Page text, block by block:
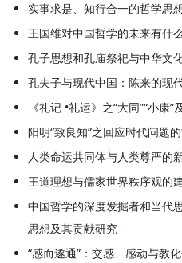
实事求是、知行合一的哲学思
王国维对中国哲学的未来有什
孔子思想和孔庙祭祀与中华文
孔夫子与现代中国：陈来的现
《礼记 •礼运》之“大同”“小康”
阳明“致良知”之回应时代问题
人类命运共同体与人类尊严的
王道理想与儒家世界秩序观的
中国哲学的深度发掘者和当
思想及其贡献研究
“感而遂通”：交感、感动与